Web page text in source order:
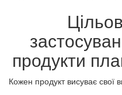
продукти
Кожен продукт висуває свої